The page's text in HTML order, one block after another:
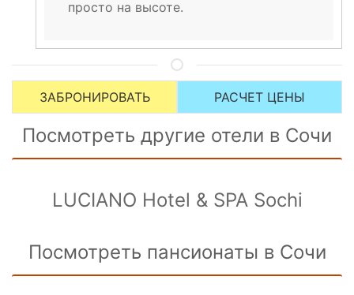
просто на высоте.
ЗАБРОНИРОВАТЬ РАСЧЕТ ЦЕНЫ
Посмотреть другие отели в Сочи
LUCIANO Hotel & SPA Sochi
Посмотреть пансионаты в Сочи